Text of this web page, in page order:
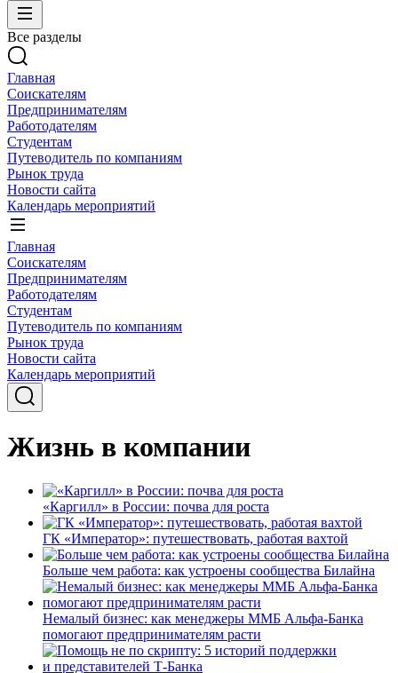
Все разделы
Главная
Соискателям
Предпринимателям
Работодателям
Студентам
Путеводитель по компаниям
Рынок труда
Новости сайта
Календарь мероприятий
Главная
Соискателям
Предпринимателям
Работодателям
Студентам
Путеводитель по компаниям
Рынок труда
Новости сайта
Календарь мероприятий
Жизнь в компании
«Каргилл» в России: почва для роста
ГК «Император»: путешествовать, работая вахтой
Больше чем работа: как устроены сообщества Билайна
Немалый бизнес: как менеджеры ММБ Альфа-Банка
помогают предпринимателям расти